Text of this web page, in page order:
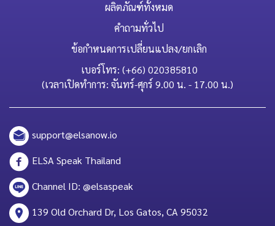
ผลิตภัณฑ์ทั้งหมด
คำถามทั่วไป
ข้อกำหนดการเปลี่ยนแปลง/ยกเลิก
เบอร์โทร: (+66) 020385810
(เวลาเปิดทำการ: จันทร์-ศุกร์ 9.00 น. - 17.00 น.)
support@elsanow.io
ELSA Speak Thailand
Channel ID: @elsaspeak
139 Old Orchard Dr, Los Gatos, CA 95032